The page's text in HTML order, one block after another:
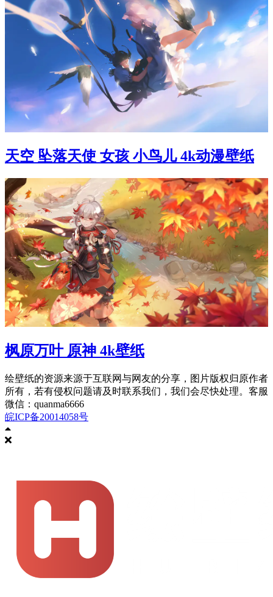
天空 坠落天使 女孩 小鸟儿 4k动漫壁纸
枫原万叶 原神 4k壁纸
绘壁纸的资源来源于互联网与网友的分享，图片版权归原作者
所有，若有侵权问题请及时联系我们，我们会尽快处理。客服
微信：quanma6666
皖ICP备20014058号